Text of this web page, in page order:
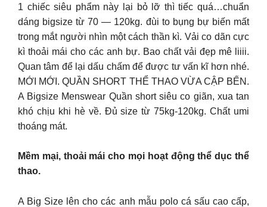
1 chiếc siêu phẩm này lại bỏ lỡ thì tiếc quá…chuẩn
dáng bigsize từ 70 — 120kg. đùi to bụng bự biến mất
trong mắt người nhìn một cách thần kì. Vải co dãn cực
kì thoải mái cho các anh bự. Bao chất vải đẹp mê liiii.
Quan tâm để lại dấu chấm để được tư vấn kĩ hơn nhé.
MỚI MỚI. QUẦN SHORT THỂ THAO VỪA CẬP BẾN.
A Bigsize Menswear Quần short siêu co giãn, xua tan
khó chịu khi hè về. Đủ size từ 75kg-120kg. Chất umi
thoáng mát.
Mềm mại, thoải mái cho mọi hoạt động thể dục thể
thao.
A Big Size lên cho các anh mẫu polo cá sấu cao cấp,